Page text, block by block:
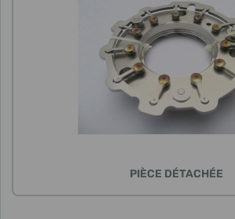
PIÈCE DÉTACHÉE